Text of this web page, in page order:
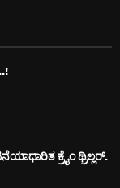
ಕ್ರೈಂ ಥ್ರಿಲ್ಲರ್.